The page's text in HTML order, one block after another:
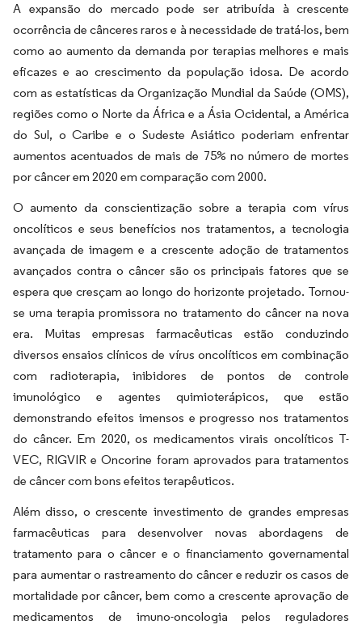
A expansão do mercado pode ser atribuída à crescente
ocorrência de cânceres raros e à necessidade de tratá-los, bem
como ao aumento da demanda por terapias melhores e mais
eficazes e ao crescimento da população idosa. De acordo
com as estatísticas da Organização Mundial da Saúde (OMS),
regiões como o Norte da África e a Ásia Ocidental, a América
do Sul, o Caribe e o Sudeste Asiático poderiam enfrentar
aumentos acentuados de mais de 75% no número de mortes
por câncer em 2020 em comparação com 2000.
O aumento da conscientização sobre a terapia com vírus
oncolíticos e seus benefícios nos tratamentos, a tecnologia
avançada de imagem e a crescente adoção de tratamentos
avançados contra o câncer são os principais fatores que se
espera que cresçam ao longo do horizonte projetado. Tornou-
se uma terapia promissora no tratamento do câncer na nova
era. Muitas empresas farmacêuticas estão conduzindo
diversos ensaios clínicos de vírus oncolíticos em combinação
com radioterapia, inibidores de pontos de controle
imunológico e agentes quimioterápicos, que estão
demonstrando efeitos imensos e progresso nos tratamentos
do câncer. Em 2020, os medicamentos virais oncolíticos T-
VEC, RIGVIR e Oncorine foram aprovados para tratamentos
de câncer com bons efeitos terapêuticos.
Além disso, o crescente investimento de grandes empresas
farmacêuticas para desenvolver novas abordagens de
tratamento para o câncer e o financiamento governamental
para aumentar o rastreamento do câncer e reduzir os casos de
mortalidade por câncer, bem como a crescente aprovação de
medicamentos de imuno-oncologia pelos reguladores